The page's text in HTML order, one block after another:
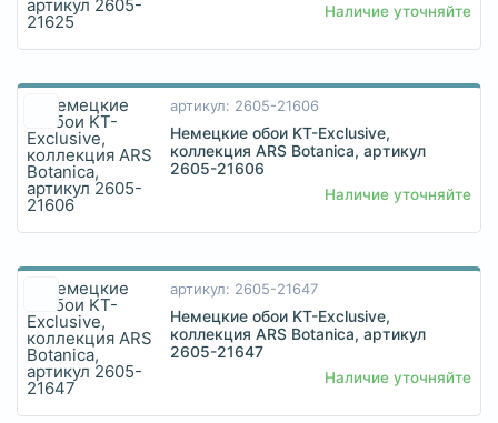
Наличие уточняйте
артикул: 2605-21606
Немецкие обои KT-Exclusive,
коллекция ARS Botanica, артикул
2605-21606
Наличие уточняйте
артикул: 2605-21647
Немецкие обои KT-Exclusive,
коллекция ARS Botanica, артикул
2605-21647
Наличие уточняйте